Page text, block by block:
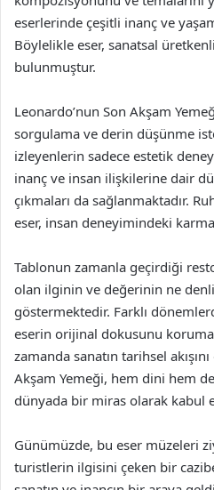
eserlerinde çeşitli inanç ve
Böylelikle eser, sanatsal
bulunmuştur.
Leonardo’nun Son Akşam
sorgulama ve derin düşünme
izleyenlerin sadece estetik
inanç ve insan ilişkilerine dair
çıkmaları da sağlanmaktadır.
eser, insan deneyimindeki
Tablonun zamanla geçirdiği
olan ilginin ve değerinin ne
göstermektedir. Farklı
eserin orijinal dokusunu koruma
zamanda sanatın tarihsel
Akşam Yemeği, hem dini hem
dünyada bir miras olarak kabul
Günümüzde, bu eser müzeleri
turistlerin ilgisini çeken bir